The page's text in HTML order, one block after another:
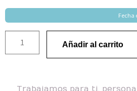
Fecha
Añadir al carrito
Trabajamos para ti,